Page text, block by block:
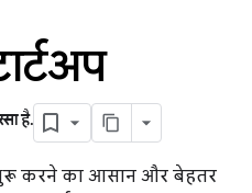
है.
शुरू करने का आसान और बेहतर